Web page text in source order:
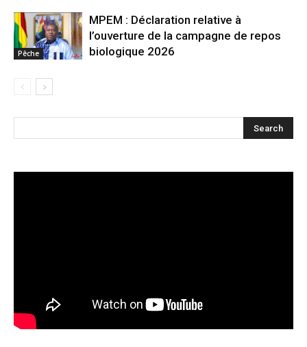
Pêche
MPEM : Déclaration relative à
l’ouverture de la campagne de repos
biologique 2026